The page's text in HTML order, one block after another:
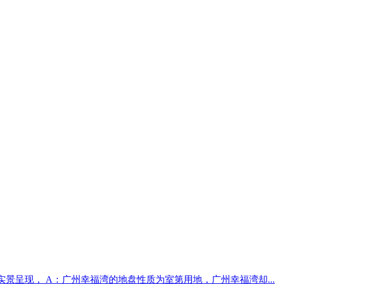
呈现， A：广州幸福湾的地盘性质为室第用地，广州幸福湾却...